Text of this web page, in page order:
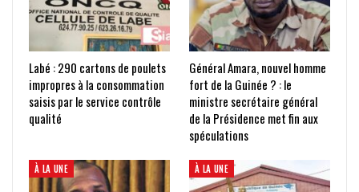
Labé : 290 cartons de poulets
impropres à la consommation
saisis par le service contrôle
qualité
Général Amara, nouvel homme
fort de la Guinée ? : le
ministre secrétaire général
de la Présidence met fin aux
spéculations
À LA UNE À LA UNE